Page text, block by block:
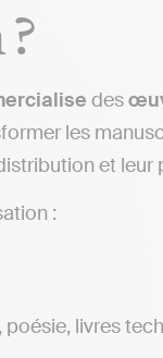
des
les
et leur
:
livres